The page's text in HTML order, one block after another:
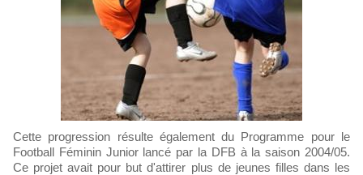
Cette progression résulte également du Programme pour le
Football Féminin Junior lancé par la DFB à la saison 2004/05.
Ce projet avait pour but d'attirer plus de jeunes filles dans les